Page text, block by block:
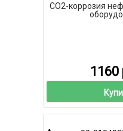
CO2-коррозия
1160